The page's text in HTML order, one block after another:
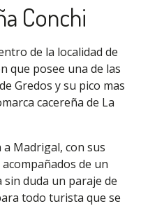
Conchi
de la localidad de
que posee una de las
Gredos y su pico mas
cacereña de La
a Madrigal, con sus
de un
sin duda un paraje de
todo turista que se